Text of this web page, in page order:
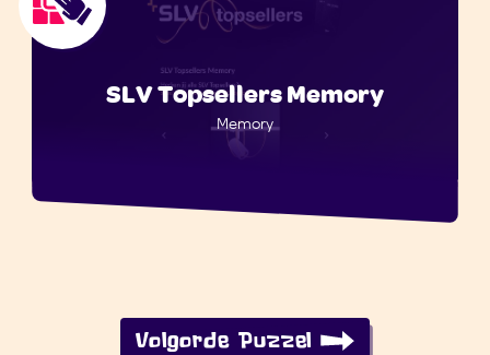
SLV Topsellers Memory
Memory
Volgorde Puzzel